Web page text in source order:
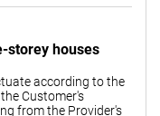
storey houses
according to the
Customer's
from the Provider's